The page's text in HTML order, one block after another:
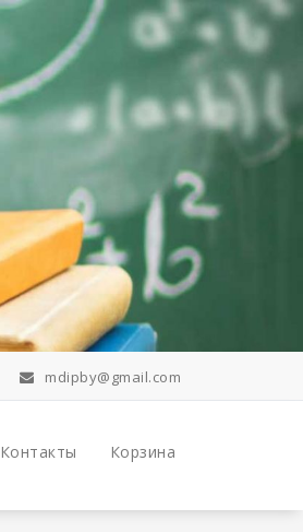
mdipby@gmail.com
Контакты Корзина